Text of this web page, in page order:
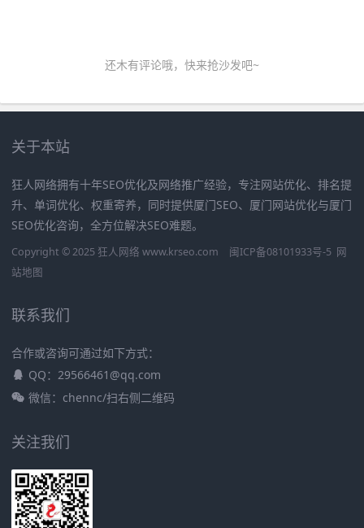
还木有评论哦，快来抢沙发吧~
关于本站
狂人网络拥有十年SEO优化及网络推广经验，专注网站优化、排名提
升、单词优化、权重寄养，同时提供厦门SEO、厦门网站优化与厦门
SEO优化咨询，全方位解决SEO难题。
Copyright © 2025 狂人网络 www.krseo.com 闽ICP备08101933号-5 网
站地图
联系我们
合作或咨询可通过如下方式：
QQ：29566461@qq.com
微信：chennc/扫右侧二维码
关注我们